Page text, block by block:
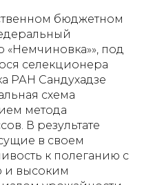
бюджетном
«Немчиновка»», под
селекционера
РАН Сандухадзе
схема
метода
В результате
в своем
к полеганию с
и высоким